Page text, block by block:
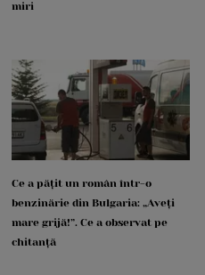
miri
Ce a pățit un român într-o
benzinărie din Bulgaria: „Aveți
mare grijă!”. Ce a observat pe
chitanță